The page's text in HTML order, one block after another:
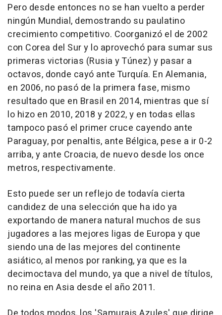
Pero desde entonces no se han vuelto a perder
ningún Mundial, demostrando su paulatino
crecimiento competitivo. Coorganizó el de 2002
con Corea del Sur y lo aprovechó para sumar sus
primeras victorias (Rusia y Túnez) y pasar a
octavos, donde cayó ante Turquía. En Alemania,
en 2006, no pasó de la primera fase, mismo
resultado que en Brasil en 2014, mientras que sí
lo hizo en 2010, 2018 y 2022, y en todas ellas
tampoco pasó el primer cruce cayendo ante
Paraguay, por penaltis, ante Bélgica, pese a ir 0-2
arriba, y ante Croacia, de nuevo desde los once
metros, respectivamente.
Esto puede ser un reflejo de todavía cierta
candidez de una selección que ha ido ya
exportando de manera natural muchos de sus
jugadores a las mejores ligas de Europa y que
siendo una de las mejores del continente
asiático, al menos por ranking, ya que es la
decimoctava del mundo, ya que a nivel de títulos,
no reina en Asia desde el año 2011.